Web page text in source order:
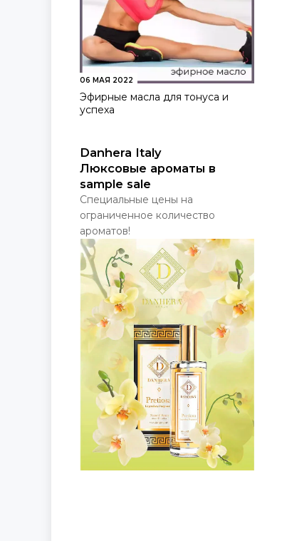
06 МАЯ 2022
Эфирные масла для тонуса и
успеха
Danhera Italy
Люксовые ароматы в
sample sale
Специальные цены на
ограниченное количество
ароматов!